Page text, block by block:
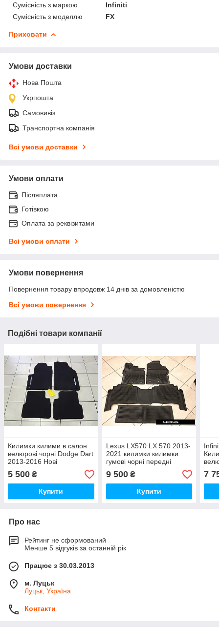
Сумісність з маркою
Infiniti
Сумісність з моделлю
FX
Приховати
Умови доставки
Нова Пошта
Укрпошта
Самовивіз
Транспортна компанія
Всі умови доставки
Умови оплати
Післяплата
Готівкою
Оплата за реквізитами
Всі умови оплати
Умови повернення
Повернення товару впродовж 14 днів за домовленістю
Всі умови повернення
Подібні товари компанії
Килимки килими в салон
велюрові чорні Dodge Dart
2013-2016 Нові
Оригінальні
5 500 ₴
Купити
Lexus LX570 LX 570 2013-
2021 килимки килимки
гумові чорні передні
задній 3 ряд Нові Оригінал
9 500₴
Купити
7
Про нас
Рейтинг не сформований
Менше 5 відгуків за останній рік
Працює з 30.03.2013
м. Луцьк
Луцьк, Україна
Контакти